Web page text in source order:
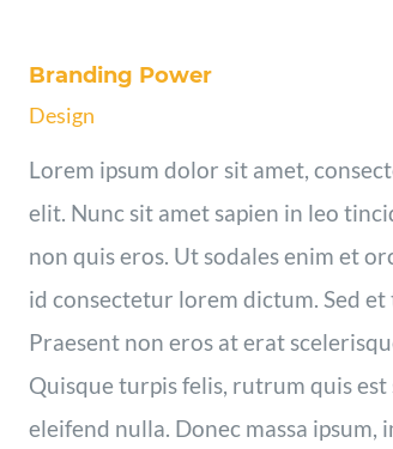
Branding Power
Design
Lorem ipsum dolor sit amet,
elit. Nunc sit amet sapien in leo
non quis eros. Ut sodales enim et
id consectetur lorem dictum. Sed et
Praesent non eros at erat
Quisque turpis felis, rutrum quis est
eleifend nulla. Donec massa ipsum,